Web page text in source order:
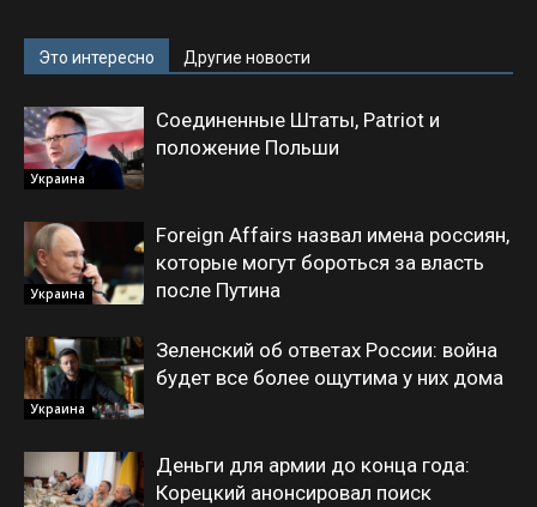
Это интересно Другие новости
Украина
Соединенные Штаты, Patriot и
положение Польши
Украина
Foreign Affairs назвал имена россиян,
которые могут бороться за власть
после Путина
Украина
Зеленский об ответах России: война
будет все более ощутима у них дома
Деньги для армии до конца года:
Корецкий анонсировал поиск